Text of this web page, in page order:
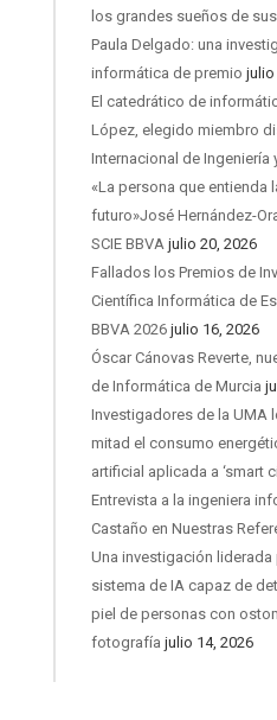
los grandes sueños de
Paula Delgado: una
informática de premio julio
El catedrático de
López, elegido miembro
Internacional de Ingeniería
«La persona que entienda
futuro»José Hernández-
SCIE BBVA julio 20, 2026
Fallados los Premios de
Científica Informática de
BBVA 2026 julio 16, 2026
Óscar Cánovas Reverte,
de Informática de Murcia
Investigadores de la UMA
mitad el consumo
artificial aplicada a ‘smart
Entrevista a la ingeniera
Castaño en Nuestras
Una investigación
sistema de IA capaz de
piel de personas con
fotografía julio 14, 2026